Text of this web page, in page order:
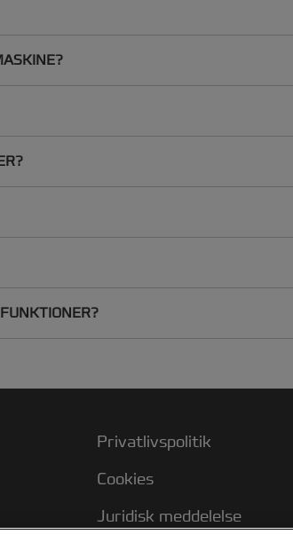
Privatlivspolitik
Cookies
Juridisk meddelelse